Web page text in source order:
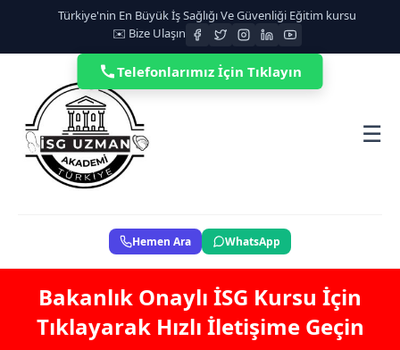
Türkiye'nin En Büyük İş Sağlığı Ve Güvenliği Eğitim kursu
✉️ Bize Ulaşın
☰
Hemen Ara WhatsApp
Bakanlık Onaylı İSG Kursu İçin
Tıklayarak Hızlı İletişime Geçin
Telefonlarımız İçin Tıklayın